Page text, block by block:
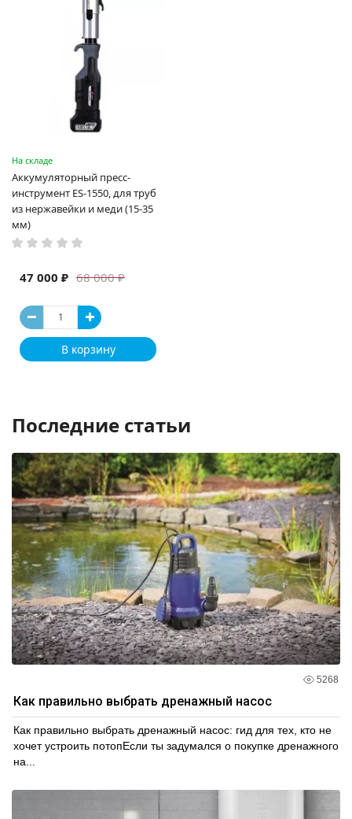
На складе
Аккумуляторный пресс-
инструмент ES-1550, для труб
из нержавейки и меди (15-35
мм)
68 000 ₽
47 000 ₽
В корзину
Последние статьи
5268
Как правильно выбрать дренажный насос
Как правильно выбрать дренажный насос: гид для тех, кто не
хочет устроить потопЕсли ты задумался о покупке дренажного
на...